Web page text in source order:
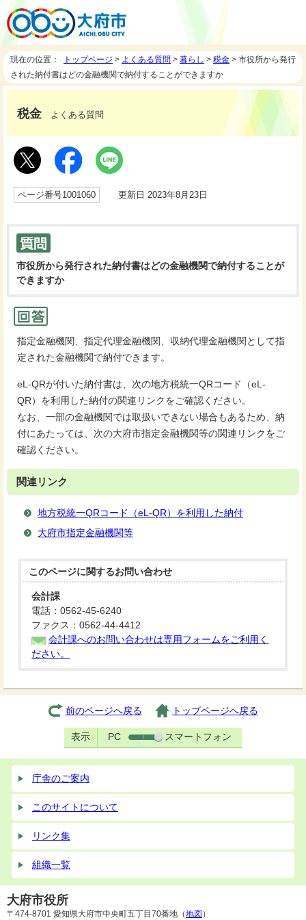
現在の位置： トップページ > よくある質問 > 暮らし > 税金 > 市役所から発行
された納付書はどの金融機関で納付することができますか
税金 よくある質問
ページ番号1001060 更新日 2023年8月23日
市役所から発行された納付書はどの金融機関で納付することが
できますか
指定金融機関、指定代理金融機関、収納代理金融機関として指
定された金融機関で納付できます。
eL-QRが付いた納付書は、次の地方税統一QRコード（eL-
QR）を利用した納付の関連リンクをご確認ください。
なお、一部の金融機関では取扱いできない場合もあるため、納
付にあたっては、次の大府市指定金融機関等の関連リンクをご
確認ください。
関連リンク
地方税統一QRコード（eL-QR）を利用した納付
大府市指定金融機関等
このページに関するお問い合わせ
会計課
電話：0562-45-6240
ファクス：0562-44-4412
会計課へのお問い合わせは専用フォームをご利用く
ださい。
前のページへ戻る トップページへ戻る
表示 PC スマートフォン
庁舎のご案内
このサイトについて
リンク集
組織一覧
大府市役所
〒474-8701 愛知県大府市中央町五丁目70番地（地図 ）